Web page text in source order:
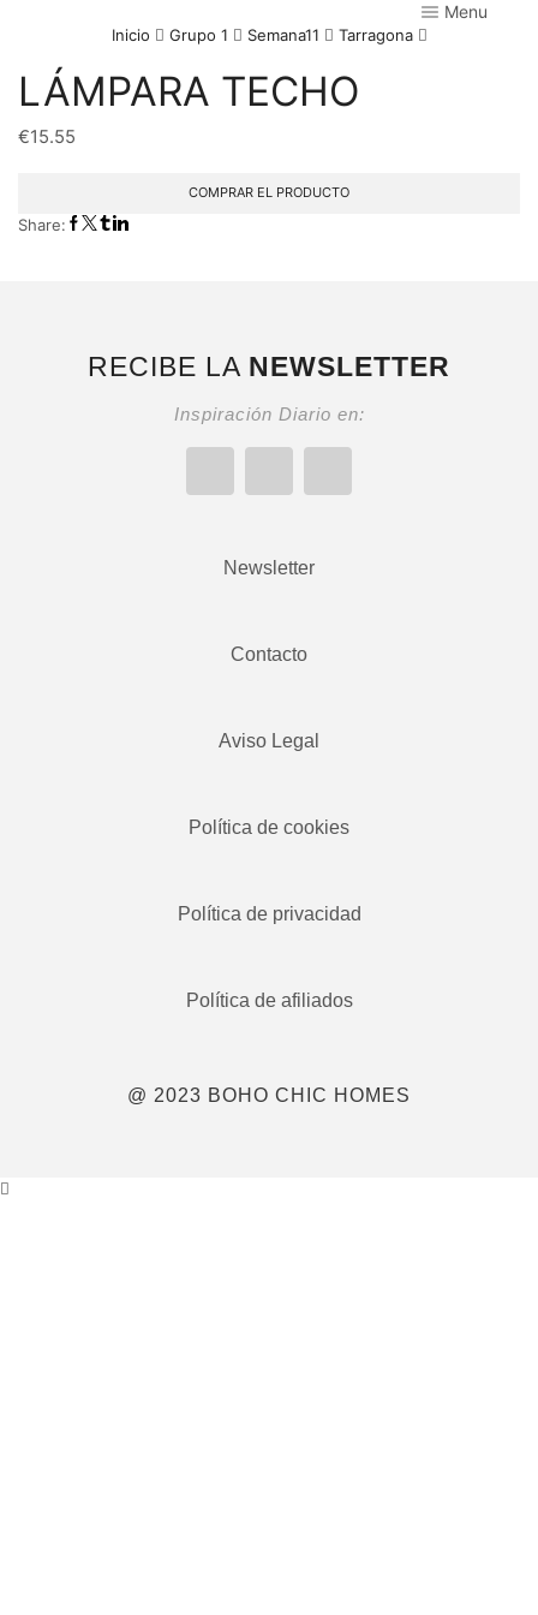
Menu
Inicio Grupo 1 Semana11 Tarragona
LÁMPARA TECHO
€15.55
COMPRAR EL PRODUCTO
Share:
RECIBE LA NEWSLETTER
Inspiración Diario en:
Newsletter
Contacto
Aviso Legal
Política de cookies
Política de privacidad
Política de afiliados
@ 2023 BOHO CHIC HOMES